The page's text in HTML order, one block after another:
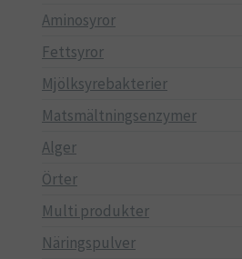
Aminosyror
Fettsyror
Mjölksyrebakterier
Matsmältningsenzymer
Alger
Örter
Multi produkter
Näringspulver